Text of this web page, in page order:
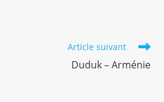
Article suivant
Duduk – Arménie